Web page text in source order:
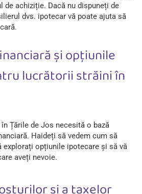
de achiziție. Dacă nu dispuneți de
dvs. ipotecar vă poate ajuta să
și opțiunile
lucrătorii străini în
Țările de Jos necesită o bază
Haideți să vedem cum să
opțiunile ipotecare și să vă
aveți nevoie.
și a taxelor